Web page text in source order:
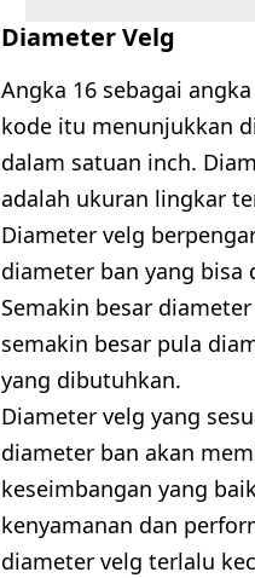
Diameter Velg
Angka 16 sebagai
kode itu menunjukkan
dalam satuan inch.
adalah ukuran lingkar
Diameter velg
diameter ban yang bisa
Semakin besar
semakin besar pula
yang dibutuhkan.
Diameter velg yang
diameter ban akan
keseimbangan yang
kenyamanan dan
diameter velg terlalu